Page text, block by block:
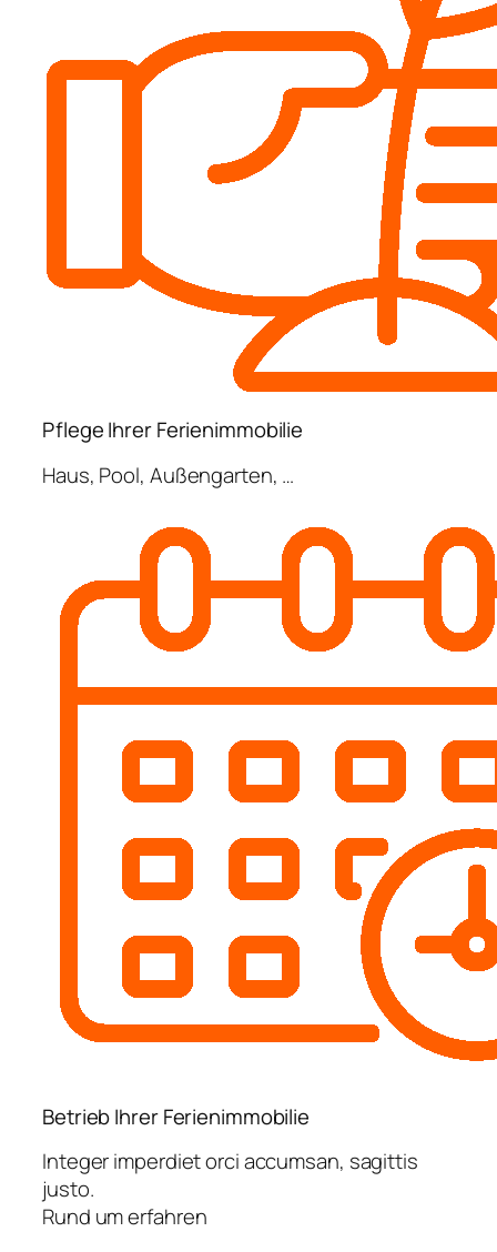
Pflege Ihrer Ferienimmobilie
Haus, Pool, Außengarten, …
Betrieb Ihrer Ferienimmobilie
Integer imperdiet orci accumsan, sagittis
justo.
Rund um erfahren